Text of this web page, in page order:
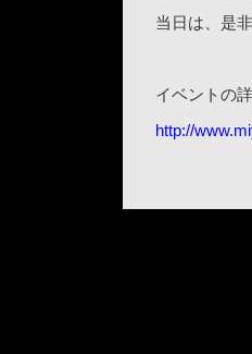
当日は、是
イベントの
http://